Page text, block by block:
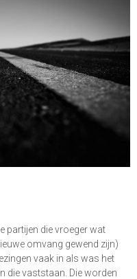
partijen die vroeger wat
omvang gewend zijn)
vaak in als was het
die vaststaan. Die worden